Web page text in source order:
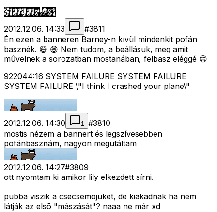
2012.12.06. 14:33 #3811
Én ezen a banneren Barney-n kívül mindenkit pofán
basznék. 😄 😄 Nem tudom, a beállásuk, meg amit
mûvelnek a sorozatban mostanában, felbasz eléggé 😄
922044:16 SYSTEM FAILURE SYSTEM FAILURE
SYSTEM FAILURE \"I think I crashed your plane\"
2012.12.06. 14:30 1 #3810
mostis nézem a bannert és legszívesebben
pofánbasznám, nagyon megutáltam
2012.12.06. 14:27#3809
ott nyomtam ki amikor lily elkezdett sírni.
pubba viszik a csecsemõjüket, de kiakadnak ha nem
látják az elsõ "mászását"? naaa ne már xd